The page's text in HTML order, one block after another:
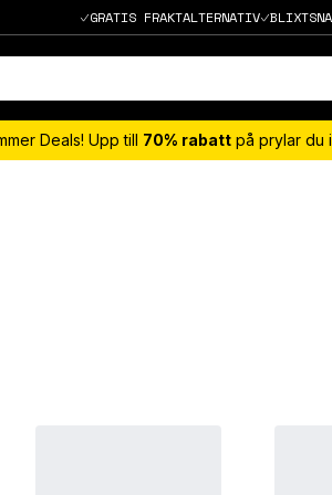
GRATIS FRAKTALTERNATIV
Deals! Upp till 70% rabatt på prylar du